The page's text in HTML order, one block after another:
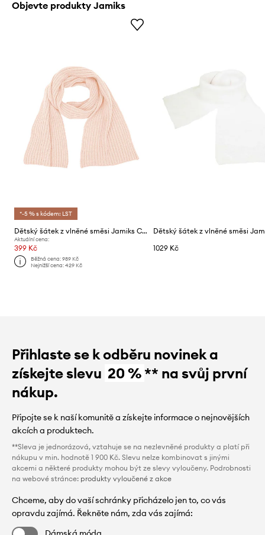
Objevte produkty Jamiks
*-5 % s kódem: LST
Dětský šátek z vlněné směsi Jamiks CIPRIAN
Aktuální cena:
399 Kč
Běžná cena:989 Kč
Nejnižší cena:429 Kč
1029 Kč
Přihlaste se k odběru novinek a
získejte slevu 20 %** na svůj první
nákup.
Připojte se k naší komunitě a získejte informace o nejnovějších
akcích a produktech.
**Sleva je jednorázová, vztahuje se na nezlevněné produkty a platí při
nákupu v min. hodnotě 1 900 Kč. Slevu nelze kombinovat s jinými
akcemi a některé produkty mohou být ze slevy vyloučeny. Podrobnosti
na webové stránce: produkty vyloučené z akce
Chceme, aby do vaší schránky přicházelo jen to, co vás
opravdu zajímá. Řekněte nám, zda vás zajímá: